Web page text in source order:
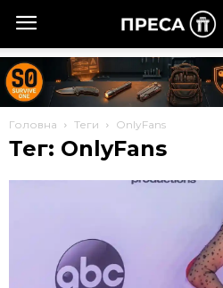
Головна Теги OnlyFans
Тег: OnlyFans